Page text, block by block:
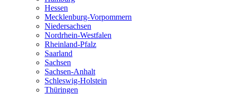
Hessen
Mecklenburg-Vorpommern
Niedersachsen
Nordrhein-Westfalen
Rheinland-Pfalz
Saarland
Sachsen
Sachsen-Anhalt
Schleswig-Holstein
Thüringen